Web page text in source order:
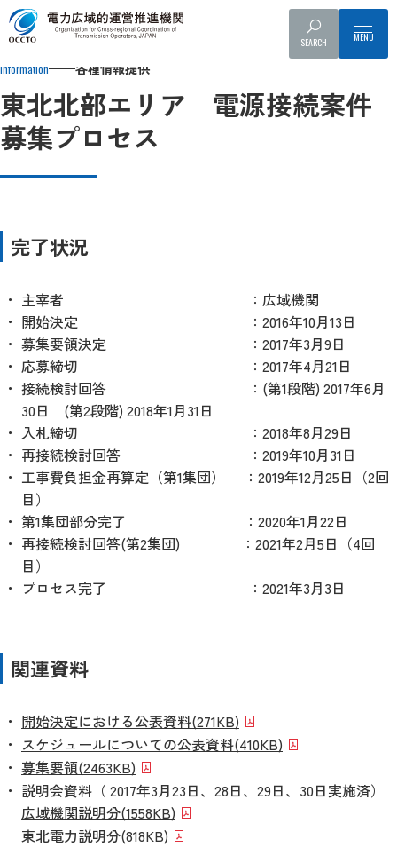
SEARCH
Top 電源接続案件募集プロセス
Information 各種情報提供
東北北部エリア 電源接続案件
募集プロセス
完了状況
主宰者
：広域機関
開始決定
：2016年10月13日
募集要領決定
：2017年3月9日
応募締切
：2017年4月21日
接続検討回答
：(第1段階) 2017年6月
30日 (第2段階) 2018年1月31日
入札締切
：2018年8月29日
再接続検討回答
：2019年10月31日
工事費負担金再算定（第1集団）
：2019年12月25日（2回
目）
第1集団部分完了
：2020年1月22日
再接続検討回答(第2集団)
：2021年2月5日（4回
目）
プロセス完了
：2021年3月3日
関連資料
開始決定における公表資料(271KB)
スケジュールについての公表資料(410KB)
募集要領(2463KB)
説明会資料（ 2017年3月23日、28日、29日、30日実施済）
広域機関説明分(1558KB)
東北電力説明分(818KB)